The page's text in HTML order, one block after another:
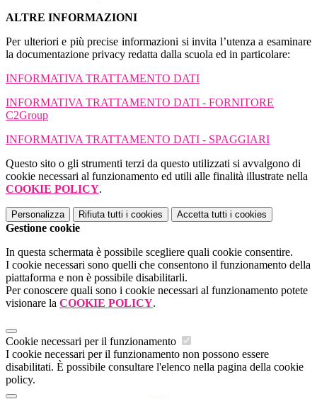
ALTRE INFORMAZIONI
Per ulteriori e più precise informazioni si invita l’utenza a esaminare
la documentazione privacy redatta dalla scuola ed in particolare:
INFORMATIVA TRATTAMENTO DATI
INFORMATIVA TRATTAMENTO DATI - FORNITORE
C2Group
INFORMATIVA TRATTAMENTO DATI - SPAGGIARI
Questo sito o gli strumenti terzi da questo utilizzati si avvalgono di
cookie necessari al funzionamento ed utili alle finalità illustrate nella
COOKIE POLICY.
Personalizza Rifiuta tutti i cookies Accetta tutti i cookies
Gestione cookie
In questa schermata è possibile scegliere quali cookie consentire.
I cookie necessari sono quelli che consentono il funzionamento della
piattaforma e non è possibile disabilitarli.
Per conoscere quali sono i cookie necessari al funzionamento potete
visionare la COOKIE POLICY.
Cookie necessari per il funzionamento
I cookie necessari per il funzionamento non possono essere
disabilitati. È possibile consultare l'elenco nella pagina della cookie
policy.